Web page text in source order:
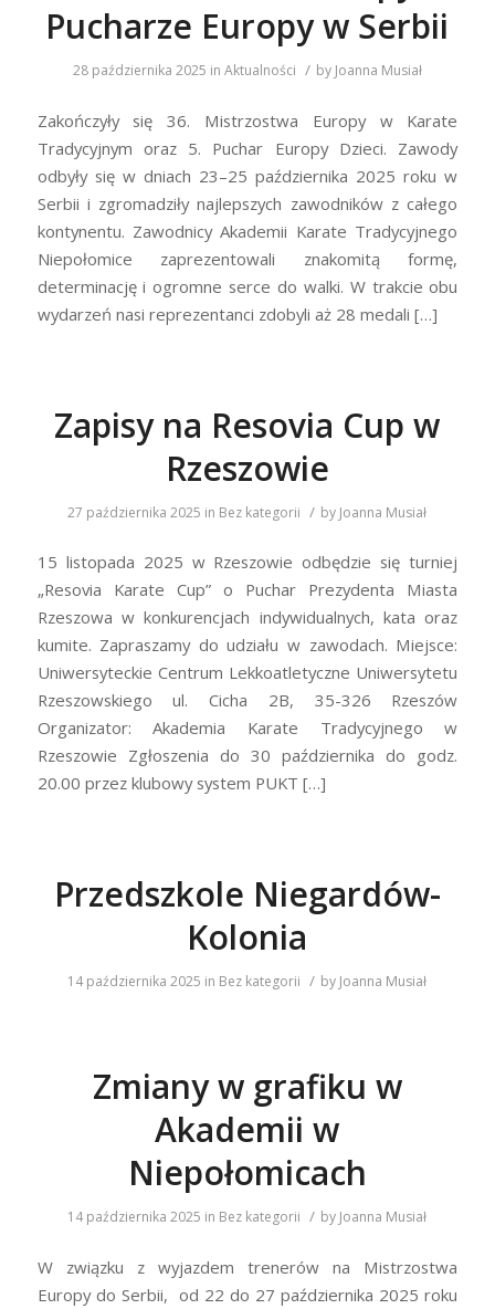
Pucharze Europy w Serbii
28 października 2025 in Aktualności / by Joanna Musiał
Zakończyły się 36. Mistrzostwa Europy w Karate
Tradycyjnym oraz 5. Puchar Europy Dzieci. Zawody
odbyły się w dniach 23–25 października 2025 roku w
Serbii i zgromadziły najlepszych zawodników z całego
kontynentu. Zawodnicy Akademii Karate Tradycyjnego
Niepołomice zaprezentowali znakomitą formę,
determinację i ogromne serce do walki. W trakcie obu
wydarzeń nasi reprezentanci zdobyli aż 28 medali […]
Zapisy na Resovia Cup w
Rzeszowie
27 października 2025 in Bez kategorii / by Joanna Musiał
15 listopada 2025 w Rzeszowie odbędzie się turniej
„Resovia Karate Cup” o Puchar Prezydenta Miasta
Rzeszowa w konkurencjach indywidualnych, kata oraz
kumite. Zapraszamy do udziału w zawodach. Miejsce:
Uniwersyteckie Centrum Lekkoatletyczne Uniwersytetu
Rzeszowskiego ul. Cicha 2B, 35-326 Rzeszów
Organizator: Akademia Karate Tradycyjnego w
Rzeszowie Zgłoszenia do 30 października do godz.
20.00 przez klubowy system PUKT […]
Przedszkole Niegardów-
Kolonia
14 października 2025 in Bez kategorii / by Joanna Musiał
Zmiany w grafiku w
Akademii w
Niepołomicach
14 października 2025 in Bez kategorii / by Joanna Musiał
W związku z wyjazdem trenerów na Mistrzostwa
Europy do Serbii, od 22 do 27 października 2025 roku